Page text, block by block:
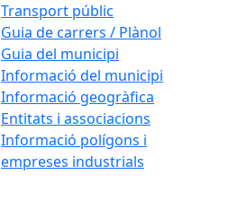
Transport públic
Guia de carrers / Plànol
Guia del municipi
Informació del municipi
Informació geogràfica
Entitats i associacions
Informació polígons i
empreses industrials